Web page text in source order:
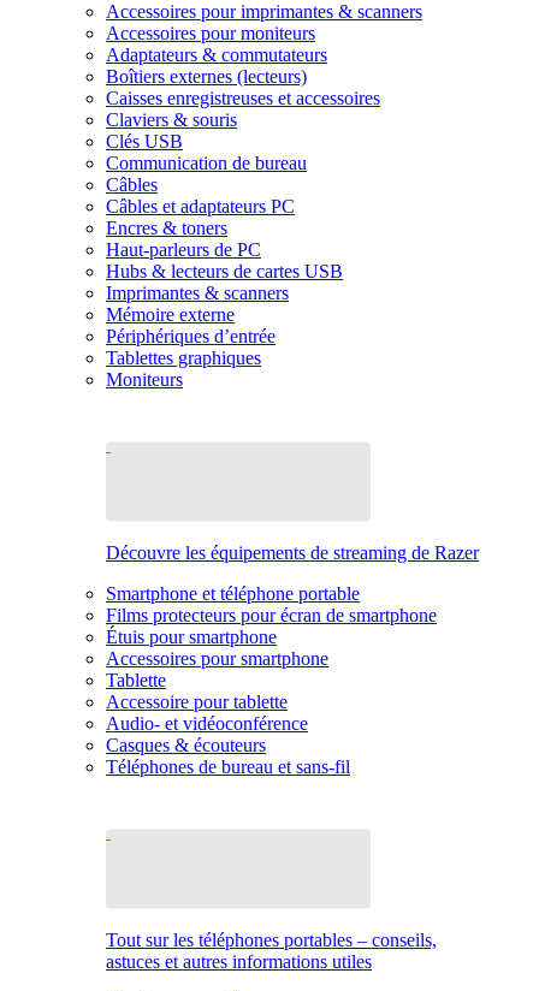
Accessoires pour imprimantes & scanners
Accessoires pour moniteurs
Adaptateurs & commutateurs
Boîtiers externes (lecteurs)
Caisses enregistreuses et accessoires
Claviers & souris
Clés USB
Communication de bureau
Câbles
Câbles et adaptateurs PC
Encres & toners
Haut-parleurs de PC
Hubs & lecteurs de cartes USB
Imprimantes & scanners
Mémoire externe
Périphériques d’entrée
Tablettes graphiques
Moniteurs
Découvre les équipements de streaming de Razer
Smartphone et téléphone portable
Films protecteurs pour écran de smartphone
Étuis pour smartphone
Accessoires pour smartphone
Tablette
Accessoire pour tablette
Audio- et vidéoconférence
Casques & écouteurs
Téléphones de bureau et sans-fil
Tout sur les téléphones portables – conseils,
astuces et autres informations utiles